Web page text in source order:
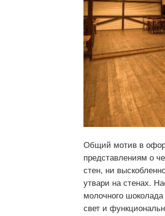
Общий мотив в
представлениям о
стен, ни
утвари на стенах.
молочного
свет и